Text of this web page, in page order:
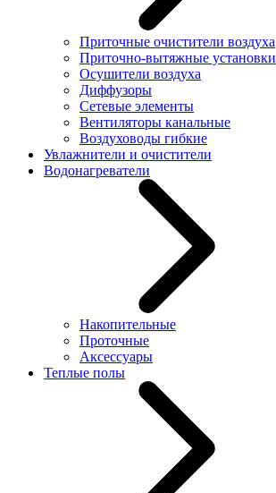
Приточные очистители воздуха
Приточно-вытяжные установки
Осушители воздуха
Диффузоры
Сетевые элементы
Вентиляторы канальные
Воздуховоды гибкие
Увлажнители и очистители
Водонагреватели
Накопительные
Проточные
Аксессуары
Теплые полы